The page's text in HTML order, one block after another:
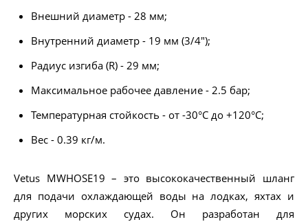
Внешний диаметр - 28 мм;
Внутренний диаметр - 19 мм (3/4");
Радиус изгиба (R) - 29 мм;
Максимальное рабочее давление - 2.5 бар;
Температурная стойкость - от -30°C до +120°C;
Вес - 0.39 кг/м.
Vetus MWHOSE19 – это высококачественный шланг
для подачи охлаждающей воды на лодках, яхтах и
других морских судах. Он разработан для